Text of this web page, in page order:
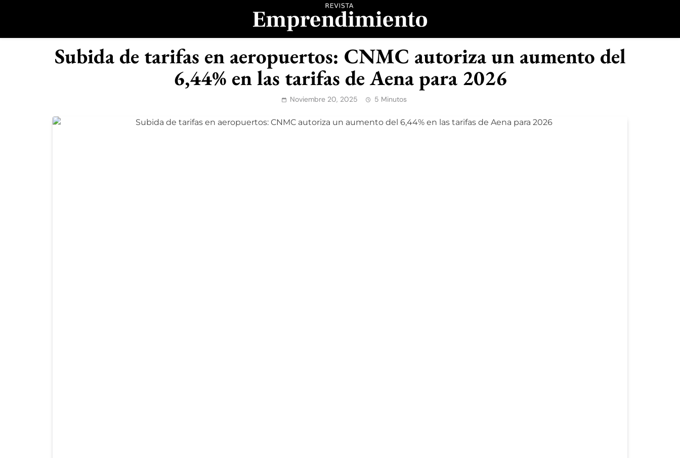
Revista Emprendimiento
Subida de tarifas en aeropuertos: CNMC autoriza un aumento del
6,44% en las tarifas de Aena para 2026
Noviembre 20, 2025 5 Minutos